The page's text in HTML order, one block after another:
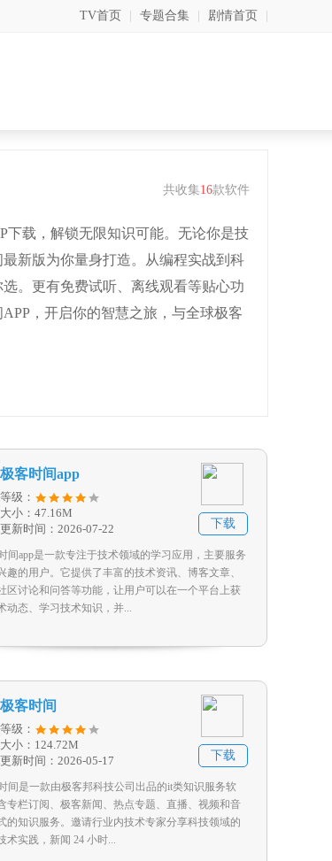
TV首页 专题合集 剧情首页
共收集16款软件
下载，解锁无限知识可能。无论你是技
新版为你量身打造。从编程实战到科
。更有免费试听、离线观看等贴心功
，开启你的智慧之旅，与全球极客
极客时间app
等级：
大小：47.16M
更新时间：2026-07-22
下载
间app是一款专注于技术领域的学习应用，主要服务
趣的用户。它提供了丰富的技术资讯、博客文章、
区讨论和问答等功能，让用户可以在一个平台上获
动态、学习技术知识，并...
极客时间
等级：
大小：124.72M
更新时间：2026-05-17
下载
间是一款由极客邦科技公司出品的it类知识服务软
专栏订阅、极客新闻、热点专题、直播、视频和音
的知识服务。邀请行业内技术专家分享科技领域的
术实践，新闻 24 小时...